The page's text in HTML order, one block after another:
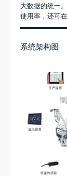
大数据的统一
使用率，还可
系统架构图